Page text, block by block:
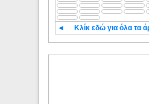
◄ Κλίκ εδώ για όλα τα